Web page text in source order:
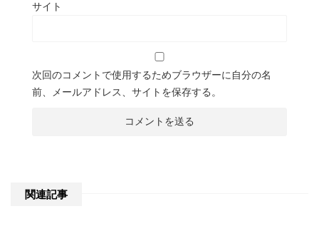
サイト
次回のコメントで使用するためブラウザーに自分の名
前、メールアドレス、サイトを保存する。
関連記事